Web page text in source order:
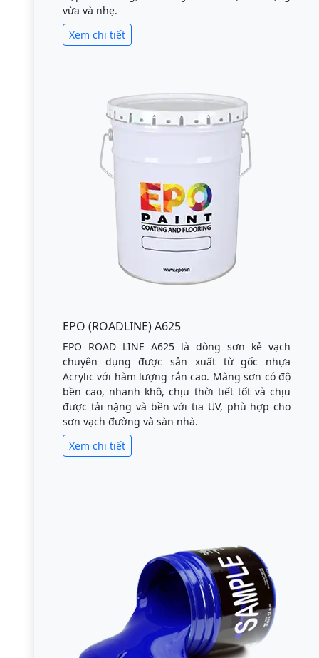
vừa và nhẹ.
Xem chi tiết
EPO (ROADLINE) A625
EPO ROAD LINE A625 là dòng sơn kẻ vạch
chuyên dụng được sản xuất từ gốc nhựa
Acrylic với hàm lượng rắn cao. Màng sơn có độ
bền cao, nhanh khô, chịu thời tiết tốt và chịu
được tải nặng và bền với tia UV, phù hợp cho
sơn vạch đường và sàn nhà.
Xem chi tiết